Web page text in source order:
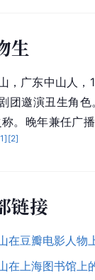
生
，广东中山人，
团邀演丑生角
称。晚年兼任广
1] [2]
链接
在豆瓣电影人物
在上海图书馆上